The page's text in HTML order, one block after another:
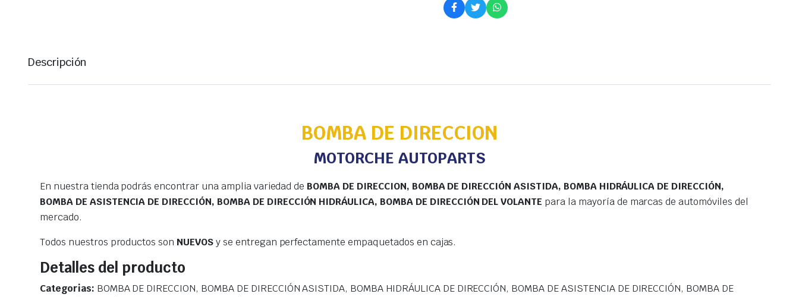
Descripción
BOMBA DE DIRECCION
MOTORCHE AUTOPARTS
En nuestra tienda podrás encontrar una amplia variedad de BOMBA DE DIRECCION, BOMBA DE DIRECCIÓN ASISTIDA, BOMBA HIDRÁULICA DE DIRECCIÓN,
BOMBA DE ASISTENCIA DE DIRECCIÓN, BOMBA DE DIRECCIÓN HIDRÁULICA, BOMBA DE DIRECCIÓN DEL VOLANTE para la mayoría de marcas de automóviles del
mercado.
Todos nuestros productos son NUEVOSy se entregan perfectamente empaquetados en cajas.
Detalles del producto
Categorias: BOMBA DE DIRECCION, BOMBA DE DIRECCIÓN ASISTIDA, BOMBA HIDRÁULICA DE DIRECCIÓN, BOMBA DE ASISTENCIA DE DIRECCIÓN, BOMBA DE